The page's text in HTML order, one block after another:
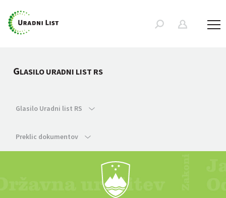
GLASILO URADNI LIST RS
Glasilo Uradni list RS
Preklic dokumentov